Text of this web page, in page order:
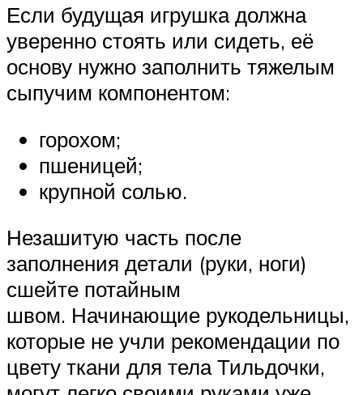
Если будущая игрушка должна
уверенно стоять или сидеть, её
основу нужно заполнить тяжелым
сыпучим компонентом:
горохом;
пшеницей;
крупной солью.
Незашитую часть после
заполнения детали (руки, ноги)
сшейте потайным
швом. Начинающие рукодельницы,
которые не учли рекомендации по
цвету ткани для тела Тильдочки,